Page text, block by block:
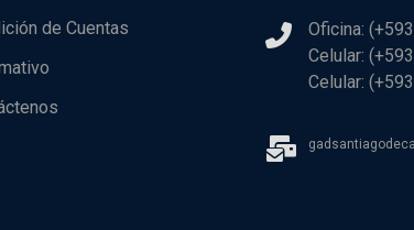
de Cuentas
Oficina:
Celular:
Celular: